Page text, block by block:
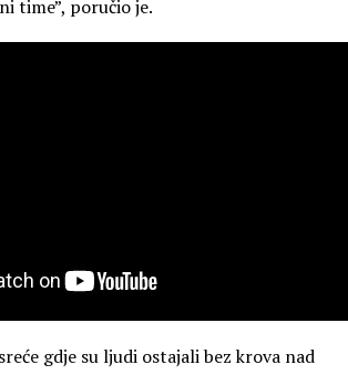
time”, poručio je.
gdje su ljudi ostajali bez krova nad